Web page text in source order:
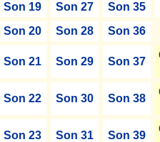
Son 19 Son 27
Son 35
Son 20 Son 28 Son 36
Son 21 Son 29 Son 37
Son 22 Son 30 Son 38
Son 23 Son 31 Son 39